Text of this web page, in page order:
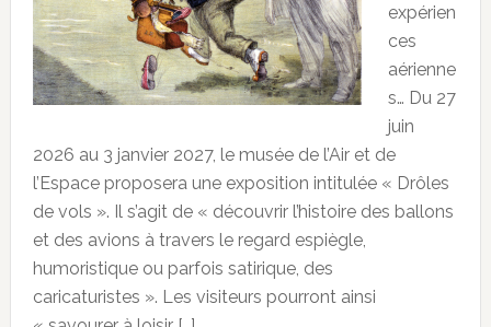
expérien
ces
aérienne
s… Du 27
juin
2026 au 3 janvier 2027, le musée de l’Air et de
l’Espace proposera une exposition intitulée « Drôles
de vols ». Il s’agit de « découvrir l’histoire des ballons
et des avions à travers le regard espiègle,
humoristique ou parfois satirique, des
caricaturistes ». Les visiteurs pourront ainsi